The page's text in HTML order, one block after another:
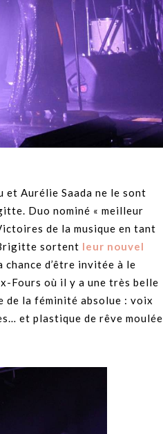
et Aurélie Saada ne le sont
Duo nominé « meilleur
de la musique en tant
sortent leur nouvel
chance d’être invitée à le
Fours où il y a une très belle
de la féminité absolue : voix
et plastique de rêve moulée